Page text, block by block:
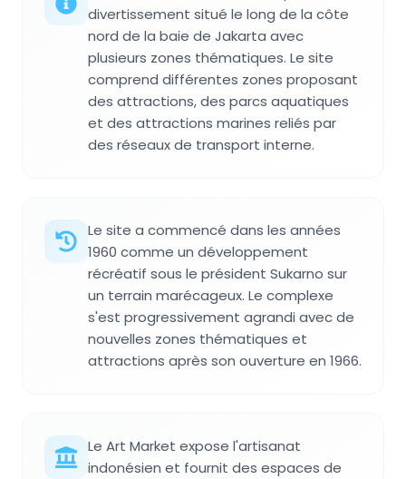
divertissement situé le long de la côte
nord de la baie de Jakarta avec
plusieurs zones thématiques. Le site
comprend différentes zones proposant
des attractions, des parcs aquatiques
et des attractions marines reliés par
des réseaux de transport interne.
Le site a commencé dans les années
1960 comme un développement
récréatif sous le président Sukarno sur
un terrain marécageux. Le complexe
s'est progressivement agrandi avec de
nouvelles zones thématiques et
attractions après son ouverture en 1966.
Le Art Market expose l'artisanat
indonésien et fournit des espaces de